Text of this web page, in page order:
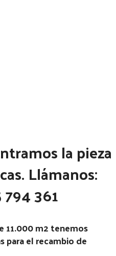
la pieza
Llámanos:
361
11.000 m2 tenemos
para el recambio de